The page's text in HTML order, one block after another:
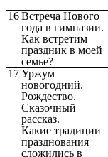
16Встреча Нового
года в гимназии.
Как встретим
праздник в моей
семье?
17Уржум
новогодний.
Рождество.
Сказочный
рассказ.
Какие традиции
празднования
сложились в